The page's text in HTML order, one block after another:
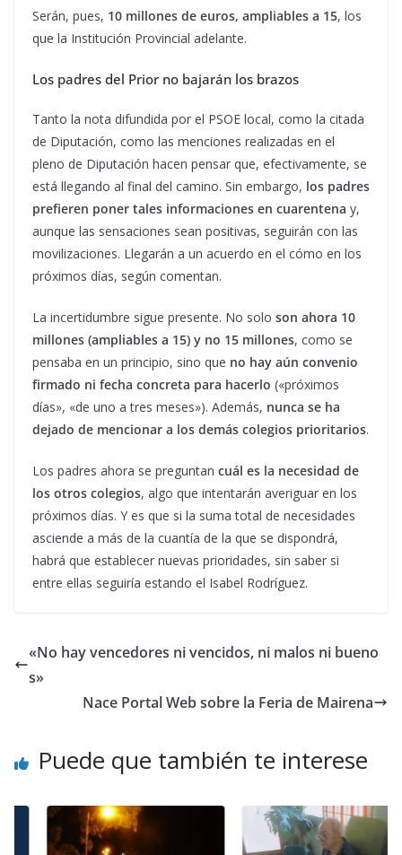
Serán, pues, 10 millones de euros, ampliables a 15, los
que la Institución Provincial adelante.
Los padres del Prior no bajarán los brazos
Tanto la nota difundida por el PSOE local, como la citada
de Diputación, como las menciones realizadas en el
pleno de Diputación hacen pensar que, efectivamente, se
está llegando al final del camino. Sin embargo, los padres
prefieren poner tales informaciones en cuarentena y,
aunque las sensaciones sean positivas, seguirán con las
movilizaciones. Llegarán a un acuerdo en el cómo en los
próximos días, según comentan.
La incertidumbre sigue presente. No solo son ahora 10
millones (ampliables a 15) y no 15 millones, como se
pensaba en un principio, sino que no hay aún convenio
firmado ni fecha concreta para hacerlo («próximos
días», «de uno a tres meses»). Además, nunca se ha
dejado de mencionar a los demás colegios prioritarios.
Los padres ahora se preguntan cuál es la necesidad de
los otros colegios, algo que intentarán averiguar en los
próximos días. Y es que si la suma total de necesidades
asciende a más de la cuantía de la que se dispondrá,
habrá que establecer nuevas prioridades, sin saber si
entre ellas seguiría estando el Isabel Rodríguez.
«No hay vencedores ni vencidos, ni malos ni bueno
s»
Nace Portal Web sobre la Feria de Mairena
Puede que también te interese